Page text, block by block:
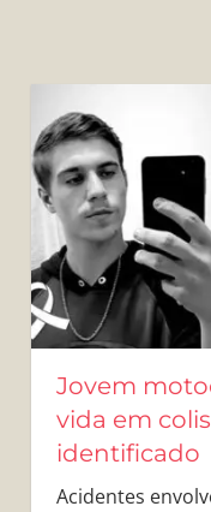
Jovem
vida em
identificado
Acidentes